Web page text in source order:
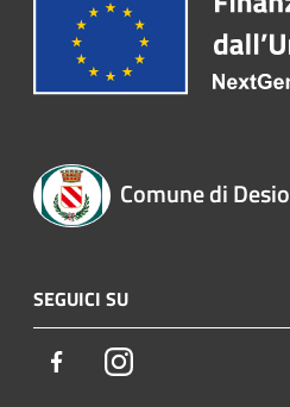
Comune di Desio
SEGUICI SU
FacebookInstagram